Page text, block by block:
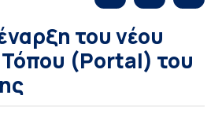
του νέου
(Portal) του